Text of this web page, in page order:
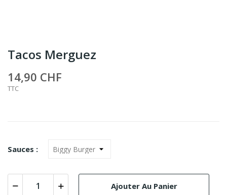
Tacos Merguez
14,90 CHF
TTC
Sauces :
Ajouter Au Panier